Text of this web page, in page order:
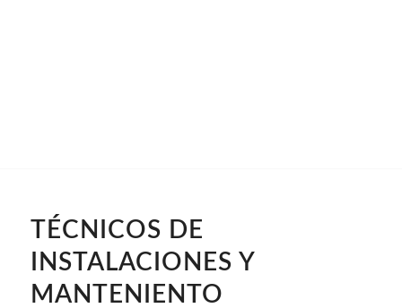
TÉCNICOS DE
INSTALACIONES Y
MANTENIENTO